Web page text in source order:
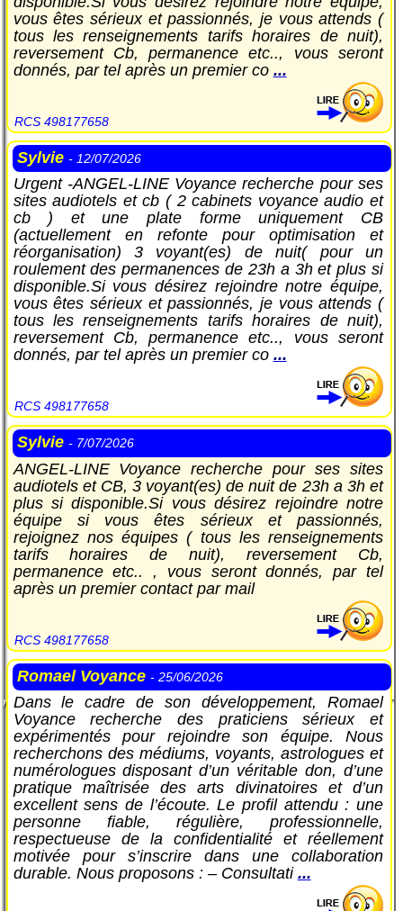
vous êtes sérieux et passionnés, je vous attends (
tous les renseignements tarifs horaires de nuit),
reversement Cb, permanence etc.., vous seront
donnés, par tel après un premier co ...
RCS 498177658
Sylvie - 12/07/2026
Urgent -ANGEL-LINE Voyance recherche pour ses
sites audiotels et cb ( 2 cabinets voyance audio et
cb ) et une plate forme uniquement CB
(actuellement en refonte pour optimisation et
réorganisation) 3 voyant(es) de nuit( pour un
roulement des permanences de 23h a 3h et plus si
disponible.Si vous désirez rejoindre notre équipe,
vous êtes sérieux et passionnés, je vous attends (
tous les renseignements tarifs horaires de nuit),
reversement Cb, permanence etc.., vous seront
donnés, par tel après un premier co ...
RCS 498177658
Sylvie - 7/07/2026
ANGEL-LINE Voyance recherche pour ses sites
audiotels et CB, 3 voyant(es) de nuit de 23h a 3h et
plus si disponible.Si vous désirez rejoindre notre
équipe si vous êtes sérieux et passionnés,
rejoignez nos équipes ( tous les renseignements
tarifs horaires de nuit), reversement Cb,
permanence etc.. , vous seront donnés, par tel
après un premier contact par mail
RCS 498177658
Romael Voyance - 25/06/2026
Dans le cadre de son développement, Romael
Voyance recherche des praticiens sérieux et
expérimentés pour rejoindre son équipe. Nous
recherchons des médiums, voyants, astrologues et
numérologues disposant d’un véritable don, d’une
pratique maîtrisée des arts divinatoires et d’un
excellent sens de l’écoute. Le profil attendu : une
personne fiable, régulière, professionnelle,
respectueuse de la confidentialité et réellement
motivée pour s’inscrire dans une collaboration
durable. Nous proposons : – Consultati ...